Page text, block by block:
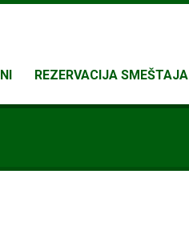
REZERVACIJA SMEŠTAJA